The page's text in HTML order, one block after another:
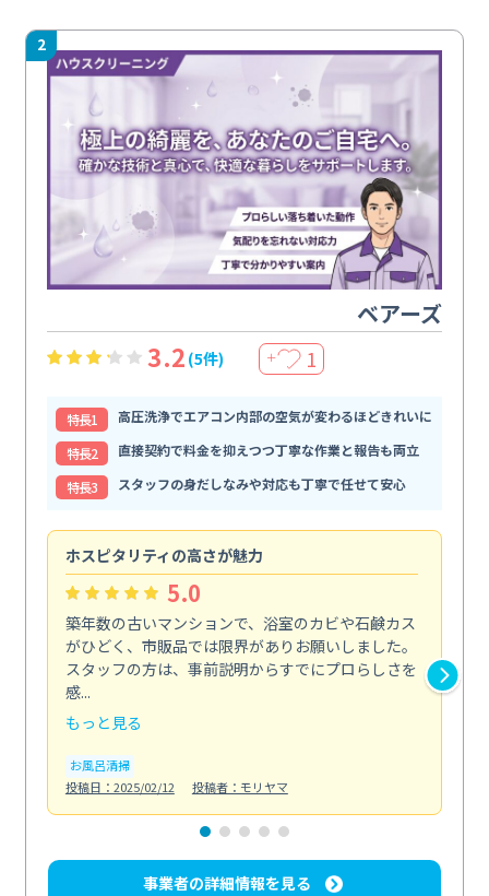
2
ベアーズ
3.2 (5件) ＋ 1
特⻑1
高圧洗浄でエアコン内部の空気が変わるほどきれいに
特⻑2
直接契約で料金を抑えつつ丁寧な作業と報告も両立
特⻑3
スタッフの身だしなみや対応も丁寧で任せて安心
ホスピタリティの高さが魅力
5.0
築年数の古いマンションで、浴室のカビや石鹸カス
がひどく、市販品では限界がありお願いしました。
スタッフの方は、事前説明からすでにプロらしさを
感...
もっと見る
お風呂清掃
投稿日：2025/02/12
投稿者：モリヤマ
事業者の詳細情報を見る